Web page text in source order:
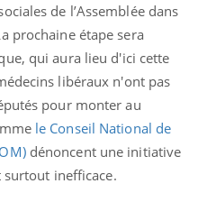
de l’Assemblée dans
prochaine étape sera
qui aura lieu d'ici cette
libéraux n'ont pas
pour monter au
le Conseil National de
dénoncent une initiative
surtout inefficace.